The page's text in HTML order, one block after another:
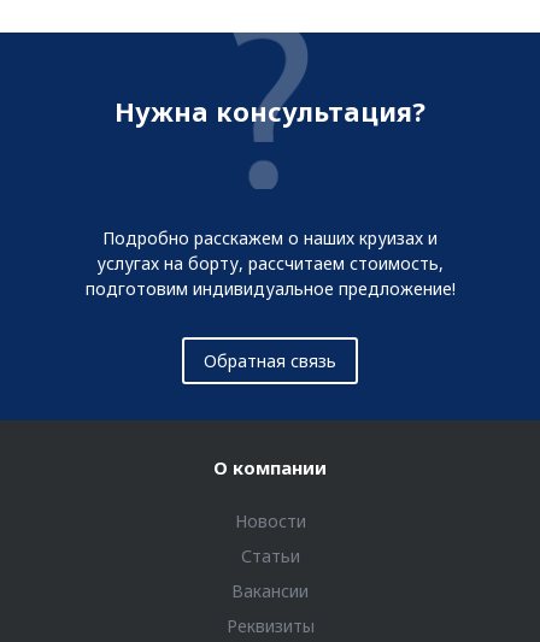
Нужна консультация?
Подробно расскажем о наших круизах и
услугах на борту, рассчитаем стоимость,
подготовим индивидуальное предложение!
Обратная связь
О компании
Новости
Статьи
Вакансии
Реквизиты